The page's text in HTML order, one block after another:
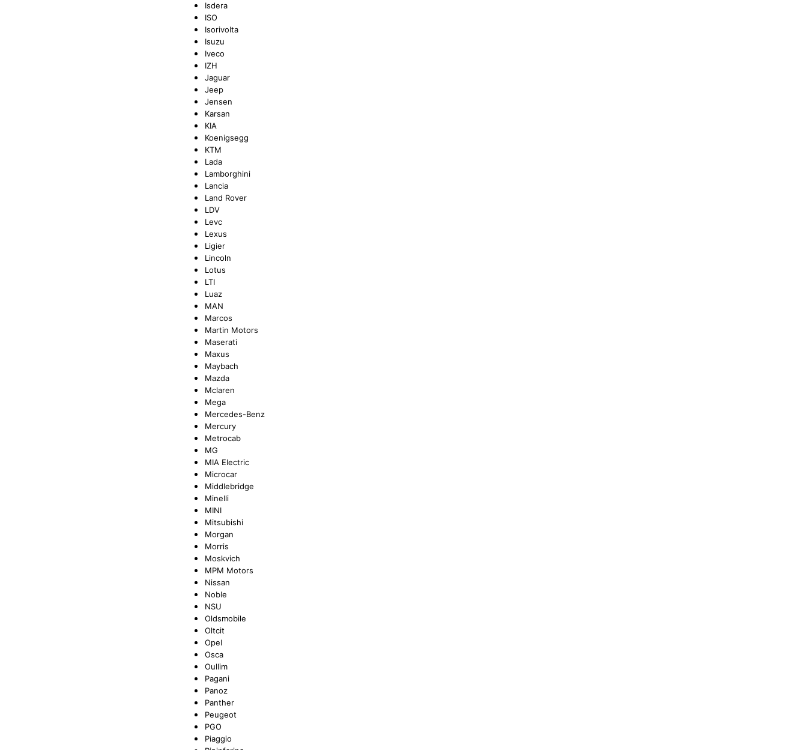
Isdera
ISO
Isorivolta
Isuzu
Iveco
IZH
Jaguar
Jeep
Jensen
Karsan
KIA
Koenigsegg
KTM
Lada
Lamborghini
Lancia
Land Rover
LDV
Levc
Lexus
Ligier
Lincoln
Lotus
LTI
Luaz
MAN
Marcos
Martin Motors
Maserati
Maxus
Maybach
Mazda
Mclaren
Mega
Mercedes-Benz
Mercury
Metrocab
MG
MIA Electric
Microcar
Middlebridge
Minelli
MINI
Mitsubishi
Morgan
Morris
Moskvich
MPM Motors
Nissan
Noble
NSU
Oldsmobile
Oltcit
Opel
Osca
Oullim
Pagani
Panoz
Panther
Peugeot
PGO
Piaggio